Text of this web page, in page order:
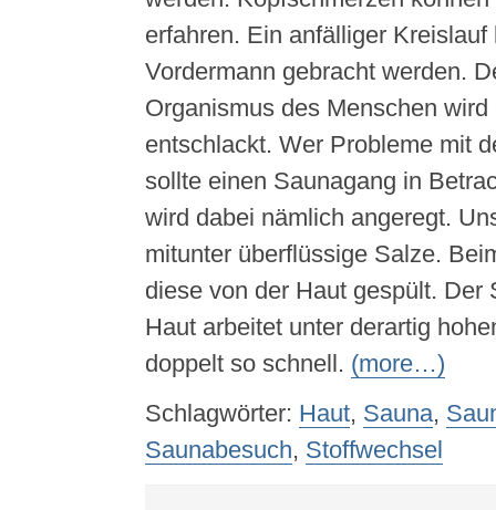
erfahren. Ein anfälliger Kreislauf
Vordermann gebracht werden.
Organismus des Menschen wird
entschlackt. Wer Probleme mit
sollte einen Saunagang in
wird dabei nämlich angeregt.
mitunter überflüssige Salze.
diese von der Haut gespült. Der
Haut arbeitet unter derartig
doppelt so schnell. (more…)
Schlagwörter: Haut, Sauna,
Saunabesuch, Stoffwechsel